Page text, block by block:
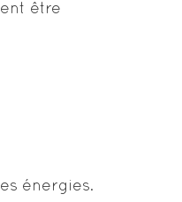
être
énergies.